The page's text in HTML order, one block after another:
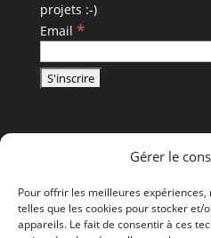
Gérer le
Pour offrir les meilleures
telles que les cookies pour stocker et/
appareils. Le fait de consentir à ces
projets :-)
Email *